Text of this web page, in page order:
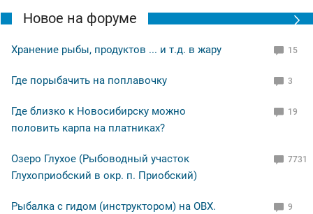
Новое на форуме
Хранение рыбы, продуктов ... и т.д. в жару 15
Где порыбачить на поплавочку 3
Где близко к Новосибирску можно
половить карпа на платниках?
19
Озеро Глухое (Рыбоводный участок
Глухоприобский в окр. п. Приобский)
7731
Рыбалка с гидом (инструктором) на ОВХ.
9